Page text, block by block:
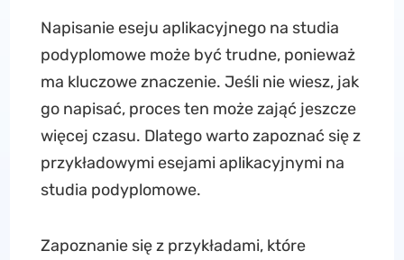
Napisanie eseju aplikacyjnego na studia
podyplomowe może być trudne, ponieważ
ma kluczowe znaczenie. Jeśli nie wiesz, jak
go napisać, proces ten może zająć jeszcze
więcej czasu. Dlatego warto zapoznać się z
przykładowymi esejami aplikacyjnymi na
studia podyplomowe.
Zapoznanie się z przykładami, które